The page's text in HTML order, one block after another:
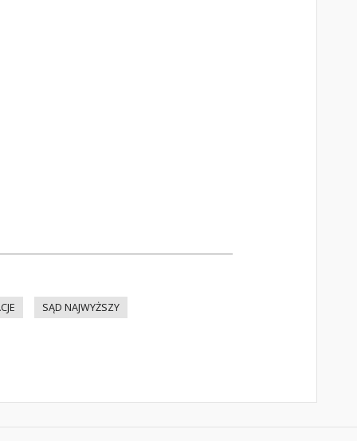
SĄD NAJWYŻSZY